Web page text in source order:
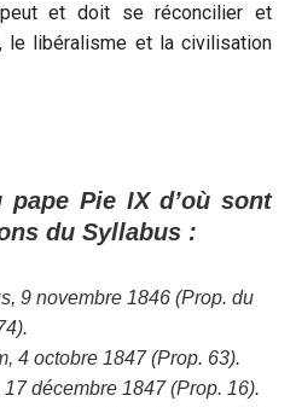
et doit se réconcilier et
le libéralisme et la civilisation
Pie IX d’où sont
du Syllabus :
9 novembre 1846 (Prop. du
4 octobre 1847 (Prop. 63).
décembre 1847 (Prop. 16).